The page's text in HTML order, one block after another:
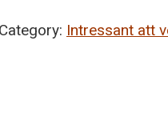
Category: Intressant att